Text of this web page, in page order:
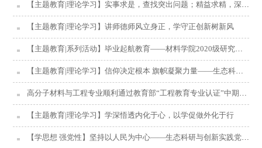
【主题教育|理论学习】实事求是，查找突出问题；精益求精，深度调查研究
【主题教育|理论学习】讲师德师风立身正，学守正创新树新风
【主题教育|系列活动】毕业起航教育——材料学院2020级研究生党支部参观森林博物馆、校史馆
【主题教育|理论学习】信仰决定根本 旗帜凝聚力量——生态科研与创新实践党支部主题学习会
高分子材料与工程专业顺利通过教育部“工程教育专业认证”中期审核
【主题教育|理论学习】学深悟透内化于心，以学促做外化于行
【学思想 强党性】坚持以人民为中心——生态科研与创新实践党支部主题学习会